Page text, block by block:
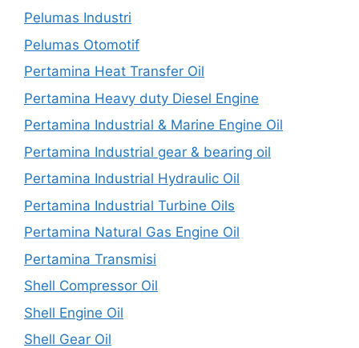
Pelumas Industri
Pelumas Otomotif
Pertamina Heat Transfer Oil
Pertamina Heavy duty Diesel Engine
Pertamina Industrial & Marine Engine Oil
Pertamina Industrial gear & bearing oil
Pertamina Industrial Hydraulic Oil
Pertamina Industrial Turbine Oils
Pertamina Natural Gas Engine Oil
Pertamina Transmisi
Shell Compressor Oil
Shell Engine Oil
Shell Gear Oil